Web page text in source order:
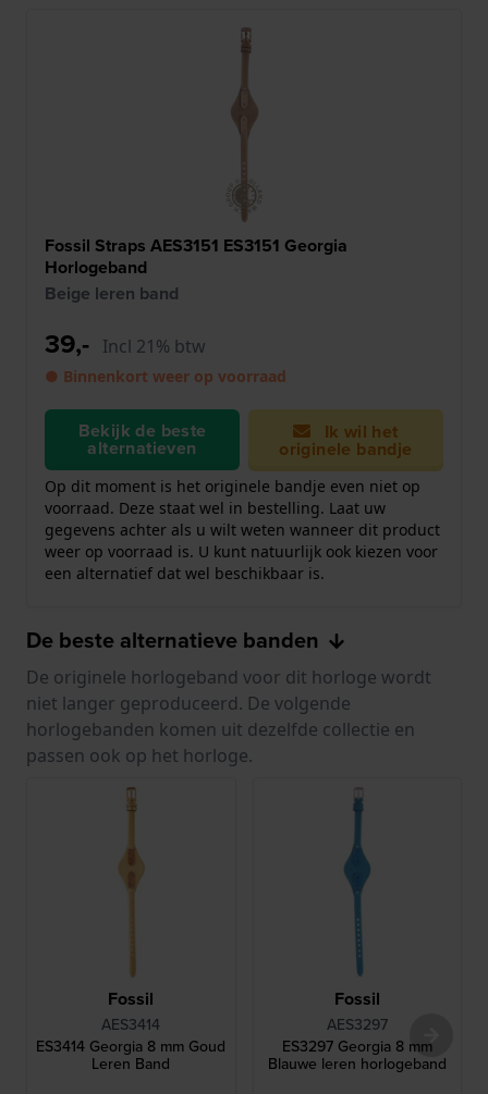
Fossil Straps AES3151 ES3151 Georgia
Horlogeband
Beige leren band
39,- Incl 21% btw
● Binnenkort weer op voorraad
Bekijk de beste
alternatieven
Ik wil het
originele bandje
Op dit moment is het originele bandje even niet op
voorraad. Deze staat wel in bestelling. Laat uw
gegevens achter als u wilt weten wanneer dit product
weer op voorraad is. U kunt natuurlijk ook kiezen voor
een alternatief dat wel beschikbaar is.
De beste alternatieve banden
De originele horlogeband voor dit horloge wordt
niet langer geproduceerd. De volgende
horlogebanden komen uit dezelfde collectie en
passen ook op het horloge.
Fossil
AES3414
ES3414 Georgia 8 mm Goud
Leren Band
Fossil
AES3297
ES3297 Georgia 8 mm
Blauwe leren horlogeband